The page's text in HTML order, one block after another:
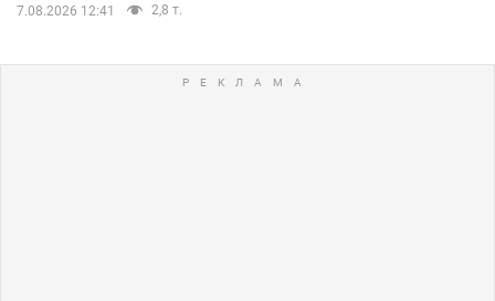
7.08.2026 12:41 2,8 т.